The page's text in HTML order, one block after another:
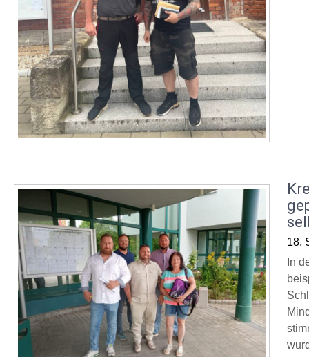
18.
In